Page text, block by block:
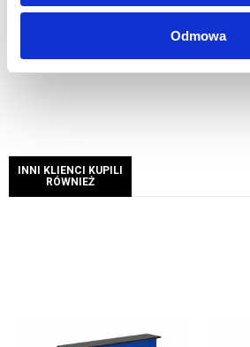
Odmowa
INNI KLIENCI KUPILI
RÓWNIEŻ